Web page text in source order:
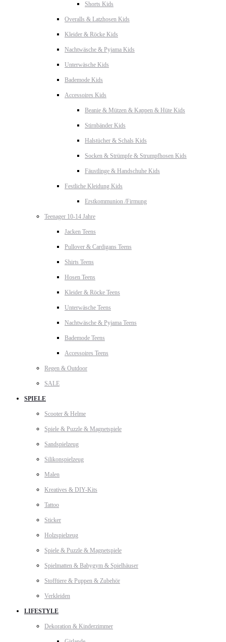
Shorts Kids
Overalls & Latzhosen Kids
Kleider & Röcke Kids
Nachtwäsche & Pyjama Kids
Unterwäsche Kids
Bademode Kids
Accessoires Kids
Beanie & Mützen & Kappen & Hüte Kids
Stirnbänder Kids
Halstücher & Schals Kids
Socken & Strümpfe & Strumpfhosen Kids
Fäustlinge & Handschuhe Kids
Festliche Kleidung Kids
Erstkommunion /Firmung
Teenager 10-14 Jahre
Jacken Teens
Pullover & Cardigans Teens
Shirts Teens
Hosen Teens
Kleider & Röcke Teens
Unterwäsche Teens
Nachtwäsche & Pyjama Teens
Bademode Teens
Accessoires Teens
Regen & Outdoor
SALE
SPIELE
Scooter & Helme
Spiele & Puzzle & Magnetspiele
Sandspielzeug
Silikonspielzeug
Malen
Kreatives & DIY-Kits
Tattoo
Sticker
Holzspielzeug
Spiele & Puzzle & Magnetspiele
Spielmatten & Babygym & Spielhäuser
Stofftiere & Puppen & Zubehör
Verkleiden
LIFESTYLE
Dekoration & Kinderzimmer